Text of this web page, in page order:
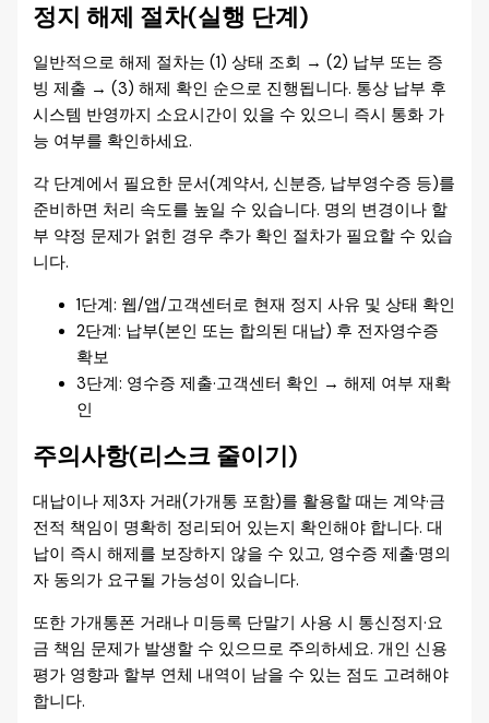
정지 해제 절차(실행 단계)
일반적으로 해제 절차는 (1) 상태 조회 → (2) 납부 또는 증
빙 제출 → (3) 해제 확인 순으로 진행됩니다. 통상 납부 후
시스템 반영까지 소요시간이 있을 수 있으니 즉시 통화 가
능 여부를 확인하세요.
각 단계에서 필요한 문서(계약서, 신분증, 납부영수증 등)를
준비하면 처리 속도를 높일 수 있습니다. 명의 변경이나 할
부 약정 문제가 얽힌 경우 추가 확인 절차가 필요할 수 있습
니다.
1단계: 웹/앱/고객센터로 현재 정지 사유 및 상태 확인
2단계: 납부(본인 또는 합의된 대납) 후 전자영수증
확보
3단계: 영수증 제출·고객센터 확인 → 해제 여부 재확
인
주의사항(리스크 줄이기)
대납이나 제3자 거래(가개통 포함)를 활용할 때는 계약·금
전적 책임이 명확히 정리되어 있는지 확인해야 합니다. 대
납이 즉시 해제를 보장하지 않을 수 있고, 영수증 제출·명의
자 동의가 요구될 가능성이 있습니다.
또한 가개통폰 거래나 미등록 단말기 사용 시 통신정지·요
금 책임 문제가 발생할 수 있으므로 주의하세요. 개인 신용
평가 영향과 할부 연체 내역이 남을 수 있는 점도 고려해야
합니다.